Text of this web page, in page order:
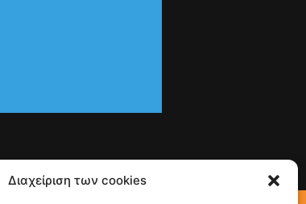
Διαχείριση των cookies